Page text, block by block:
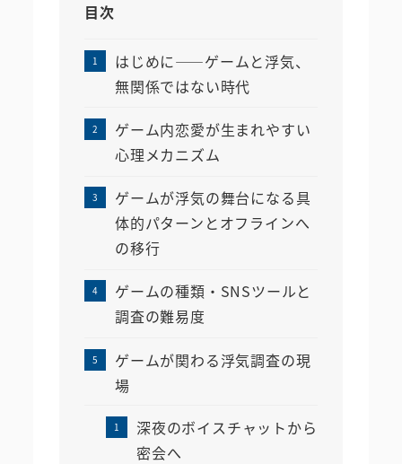
目次
はじめに――ゲームと浮気、
無関係ではない時代
ゲーム内恋愛が生まれやすい
心理メカニズム
ゲームが浮気の舞台になる具
体的パターンとオフラインへ
の移行
ゲームの種類・SNSツールと
調査の難易度
ゲームが関わる浮気調査の現
場
深夜のボイスチャットから
密会へ